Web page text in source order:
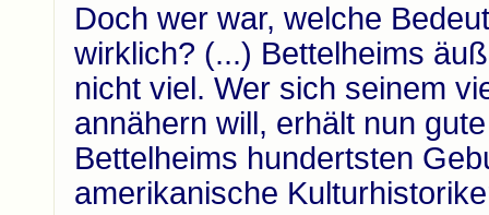
Doch wer war, welche
wirklich? (...) Bettelheims
nicht viel. Wer sich seinem
annähern will, erhält nun
Bettelheims hundertsten
amerikanische